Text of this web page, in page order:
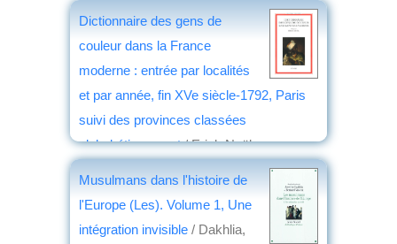
Dictionnaire des gens de
couleur dans la France
moderne : entrée par localités
et par année, fin XVe siècle-1792, Paris
suivi des provinces classées
alphabétiquement/ Erick Noël
Musulmans dans l'histoire de
l'Europe (Les). Volume 1, Une
intégration invisible / Dakhlia,